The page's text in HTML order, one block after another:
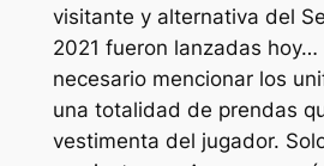
visitante y alternativa del
2021 fueron lanzadas
necesario mencionar los
una totalidad de prendas
vestimenta del jugador.